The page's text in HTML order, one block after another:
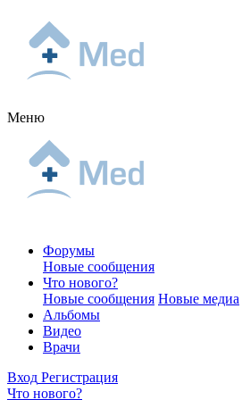
Меню
Форумы
Новые сообщения
Что нового?
Новые сообщения Новые медиа
Альбомы
Видео
Врачи
Вход Регистрация
Что нового?